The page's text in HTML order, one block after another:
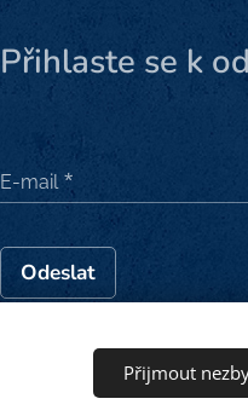
Přihlaste se k
E-mail
Odeslat
Přijmout